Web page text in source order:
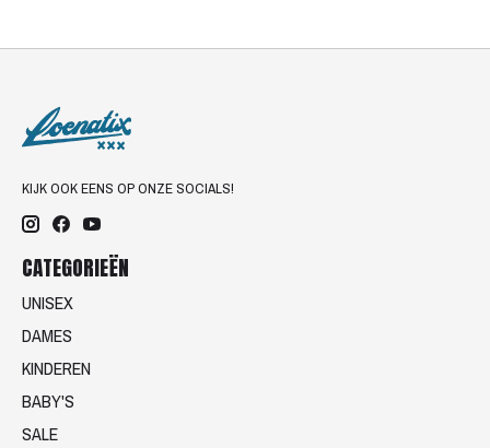
KIJK OOK EENS OP ONZE SOCIALS!
CATEGORIEËN
UNISEX
DAMES
KINDEREN
BABY'S
SALE